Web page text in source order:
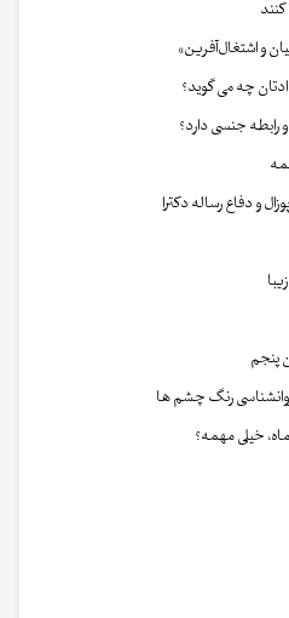
چه می گوید؟
رابطه جنسی دارد؟
و دفاع رساله دکترا
پنجم
رنگ چشم ها
خیلی مهمه؟